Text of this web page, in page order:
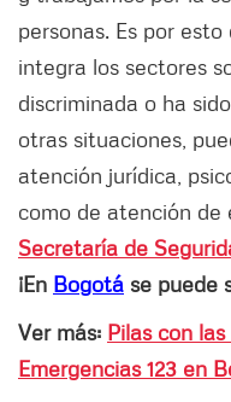
personas. Es por
integra los sectores
discriminada o ha
otras situaciones,
atención jurídica,
como de atención de
Secretaría de
¡En Bogotá se puede
Ver más: Pilas con
Emergencias 123 en